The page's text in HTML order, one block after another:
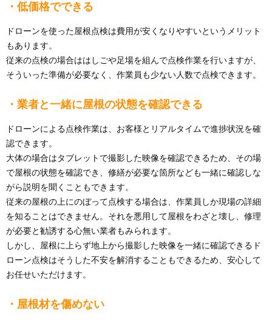
・低価格でできる
ドローンを使った屋根点検は費用が安くなりやすいというメリット
もあります。
従来の点検の場合ははしごや足場を組んで点検作業を行いますが、
そういった準備が必要なく、作業員も少ない人数で点検できます。
・業者と一緒に屋根の状態を確認できる
ドローンによる点検作業は、お客様とリアルタイムで進捗状況を確
認できます。
大体の場合はタブレットで撮影した映像を確認できるため、その場
で屋根の状態を確認でき、修繕が必要な箇所なども一緒に確認しな
がら説明を聞くこともできます。
従来の屋根の上にのぼって点検する場合は、作業員しか現場の詳細
を知ることはできません。それを悪用して屋根をわざと壊し、修理
が必要と勧誘する心無い業者もみられます。
しかし、屋根に上らず地上から撮影した映像を一緒に確認できるド
ローン点検はそうした不安を解消することもできるため、安心して
お任せいただけます。
・屋根材を傷めない